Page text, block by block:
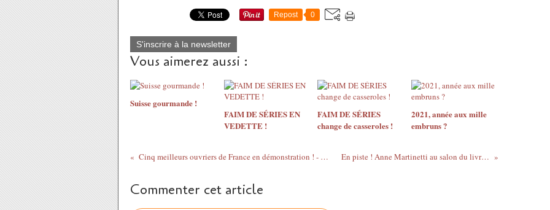
Repost 0
S'inscrire à la newsletter
Vous aimerez aussi :
Suisse gourmande !
FAIM DE SÉRIES EN
VEDETTE !
FAIM DE SÉRIES
change de casseroles !
2021, année aux mille
embruns ?
Cinq meilleurs ouvriers de France en démonstration ! - Anne Martinetti En piste ! Anne Martinetti au salon du livre de Genève
Commenter cet article